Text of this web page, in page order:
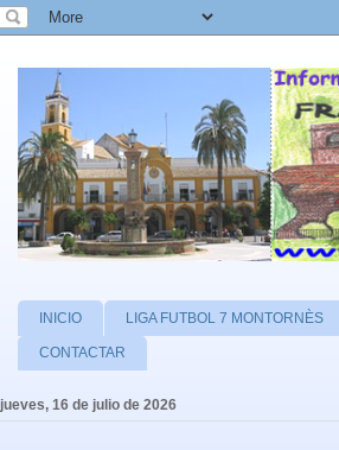
INICIO LIGA FUTBOL 7 MONTORNÈS
CONTACTAR
jueves, 16 de julio de 2026